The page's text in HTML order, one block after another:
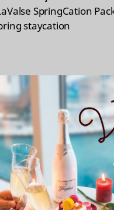
SpringCation
staycation